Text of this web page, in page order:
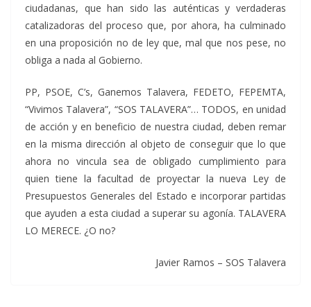
ciudadanas, que han sido las auténticas y verdaderas
catalizadoras del proceso que, por ahora, ha culminado
en una proposición no de ley que, mal que nos pese, no
obliga a nada al Gobierno.
PP, PSOE, C’s, Ganemos Talavera, FEDETO, FEPEMTA,
“Vivimos Talavera”, “SOS TALAVERA”… TODOS, en unidad
de acción y en beneficio de nuestra ciudad, deben remar
en la misma dirección al objeto de conseguir que lo que
ahora no vincula sea de obligado cumplimiento para
quien tiene la facultad de proyectar la nueva Ley de
Presupuestos Generales del Estado e incorporar partidas
que ayuden a esta ciudad a superar su agonía. TALAVERA
LO MERECE. ¿O no?
Javier Ramos – SOS Talavera